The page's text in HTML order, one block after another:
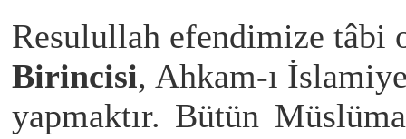
Resulullah efendimize tâbi
Birincisi, Ahkam-ı
yapmaktır. Bütün